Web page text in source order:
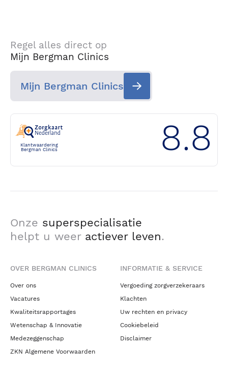
Regel alles direct op
Mijn Bergman Clinics
Mijn Bergman Clinics
Klantwaardering
Bergman Clinics
8.8
Onze superspecialisatie
helpt u weer actiever leven.
OVER BERGMAN CLINICS
Over ons
Vacatures
Kwaliteitsrapportages
Wetenschap & Innovatie
Medezeggenschap
ZKN Algemene Voorwaarden
INFORMATIE & SERVICE
Vergoeding zorgverzekeraars
Klachten
Uw rechten en privacy
Cookiebeleid
Disclaimer